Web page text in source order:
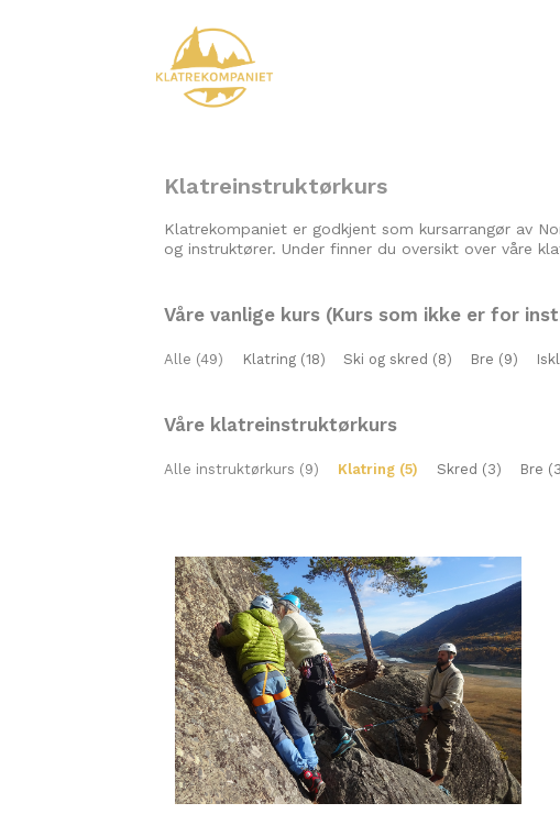
Klatreinstruktørkurs
Klatrekompaniet er godkjent som kursarrangør av
og instruktører. Under finner du oversikt over våre
Våre vanlige kurs (Kurs som ikke er for
Alle (49) Klatring (18) Ski og skred (8) Bre (9)
Våre klatreinstruktørkurs
Alle instruktørkurs (9) Klatring (5) Skred (3) Bre